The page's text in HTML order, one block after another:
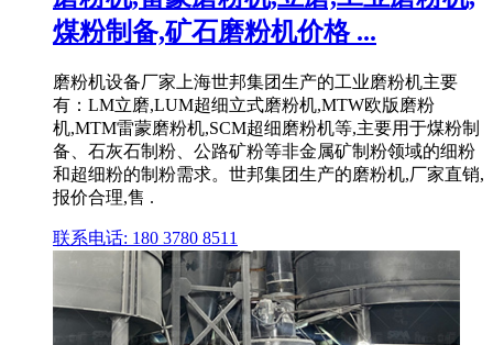
煤粉制备,矿石磨粉机价格 ...
磨粉机设备厂家上海世邦集团生产的工业磨粉机主要
有：LM立磨,LUM超细立式磨粉机,MTW欧版磨粉
机,MTM雷蒙磨粉机,SCM超细磨粉机等,主要用于煤粉制
备、石灰石制粉、公路矿粉等非金属矿制粉领域的细粉
和超细粉的制粉需求。世邦集团生产的磨粉机,厂家直销,
报价合理,售 .
联系电话: 180 3780 8511